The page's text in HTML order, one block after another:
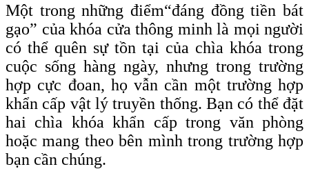
Một trong những điểm“đáng đồng tiền bát
gạo” của khóa cửa thông minh là mọi người
có thể quên sự tồn tại của chìa khóa trong
cuộc sống hàng ngày, nhưng trong trường
hợp cực đoan, họ vẫn cần một trường hợp
khẩn cấp vật lý truyền thống. Bạn có thể đặt
hai chìa khóa khẩn cấp trong văn phòng
hoặc mang theo bên mình trong trường hợp
bạn cần chúng.